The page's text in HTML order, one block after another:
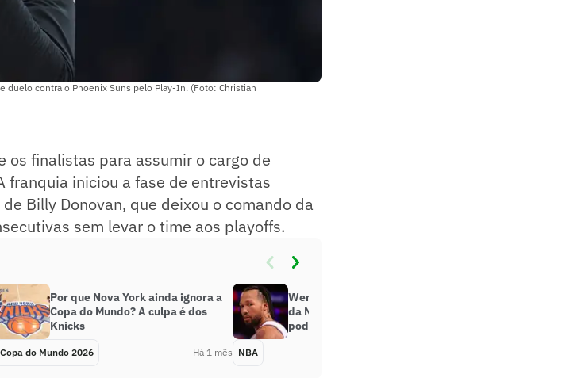
duelo contra o Phoenix Suns pelo Play-In. (Foto: Christian
os finalistas para assumir o cargo de
franquia iniciou a fase de entrevistas
Billy Donovan, que deixou o comando da
sem levar o time aos playoffs.
Por que Nova York ainda ignora a
Copa do Mundo? A culpa é dos
Knicks
Copa do Mundo 2026 Há 1 mês
Wembanyama ou Brunson? Diretor
da NBA aponta as estrelas que
podem decidir o título
NBA